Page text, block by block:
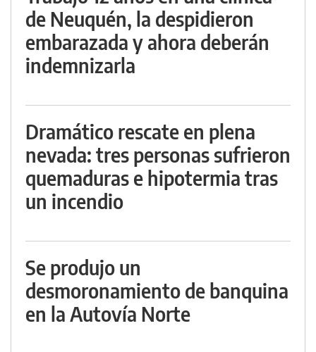
de Neuquén, la despidieron
embarazada y ahora deberán
indemnizarla
Dramático rescate en plena
nevada: tres personas sufrieron
quemaduras e hipotermia tras
un incendio
Se produjo un
desmoronamiento de banquina
en la Autovía Norte